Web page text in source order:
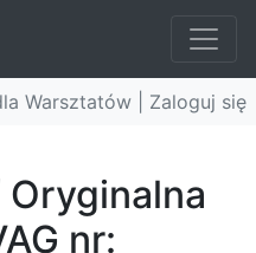
Warsztatów | Zaloguj się
Oryginalna
nr: